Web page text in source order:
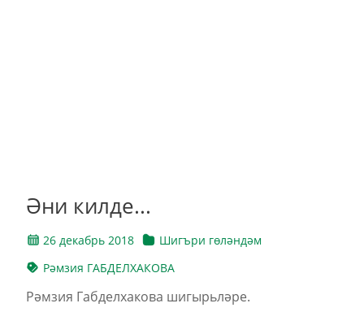
Әни килде...
26 декабрь 2018
Шигъри гөләндәм
Рәмзия ГАБДЕЛХАКОВА
Рәмзия Габделхакова шигырьләре.